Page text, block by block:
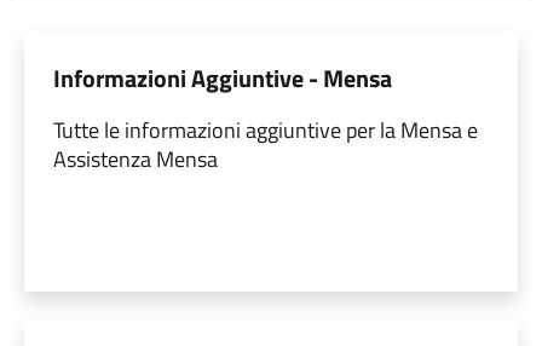
Informazioni Aggiuntive - Mensa
Tutte le informazioni aggiuntive per la Mensa e
Assistenza Mensa